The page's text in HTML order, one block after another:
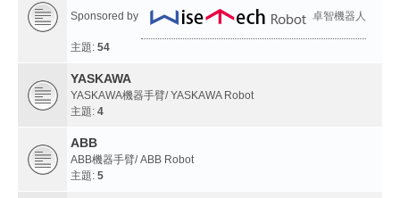
Sponsored by 卓智機器人
主題: 54
YASKAWA
YASKAWA機器手臂/ YASKAWA Robot
主題: 4
ABB
ABB機器手臂/ ABB Robot
主題: 5